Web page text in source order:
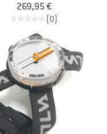
269,95 €
(0)